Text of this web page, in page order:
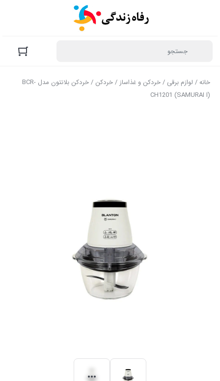
خانه/ لوازم برقی /خردکن و غذاساز /خردکن
/ خردکن بلانتون مدل BCR-
CH1201 (SAMURAI I)